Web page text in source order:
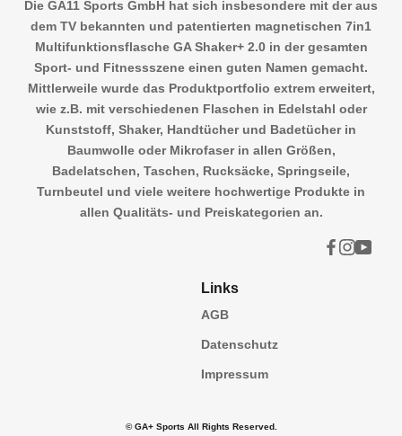
Die GA11 Sports GmbH hat sich insbesondere mit der aus
dem TV bekannten und patentierten magnetischen 7in1
Multifunktionsflasche GA Shaker+ 2.0 in der gesamten
Sport- und Fitnessszene einen guten Namen gemacht.
Mittlerweile wurde das Produktportfolio extrem erweitert,
wie z.B. mit verschiedenen Flaschen in Edelstahl oder
Kunststoff, Shaker, Handtücher und Badetücher in
Baumwolle oder Mikrofaser in allen Größen,
Badelatschen, Taschen, Rucksäcke, Springseile,
Turnbeutel und viele weitere hochwertige Produkte in
allen Qualitäts- und Preiskategorien an.
Links
AGB
Datenschutz
Impressum
© GA+ Sports All Rights Reserved.